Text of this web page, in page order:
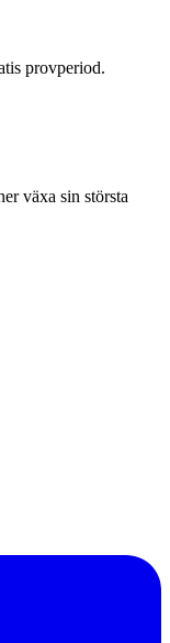
provperiod.
växa sin största